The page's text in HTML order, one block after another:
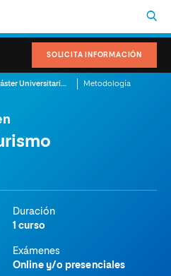
SOLICITA INFORMACIÓN
Máster Universitario en Innovación en Turismo Metodología
Duración
1 curso
Exámenes
Online y/o presenciales